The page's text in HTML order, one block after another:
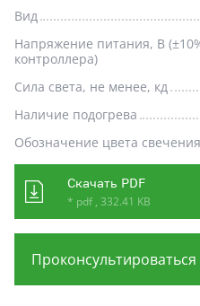
Вид
Напряжение питания, В
контроллера)
Сила света, не менее, кд
Наличие подогрева
Обозначение цвета свечения
Скачать PDF
* pdf , 332.41 KB
Проконсультироваться